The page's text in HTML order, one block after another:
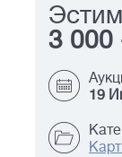
3 000
19